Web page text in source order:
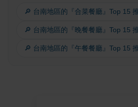
🔎 台南地區的『合菜餐廳』Top 15
🔎 台南地區的『晚餐餐廳』Top 15
🔎 台南地區的『午餐餐廳』Top 15